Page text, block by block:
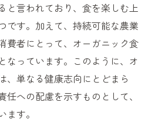
と言われており、食を楽しむ上
です。加えて、持続可能な農業
費者にとって、オーガニック食
なっています。このように、オ
、単なる健康志向にとどまら
への配慮を示すものとして、
ます。